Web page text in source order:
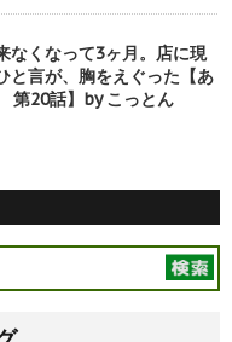
なくなって3ヶ月。店に現
と言が、胸をえぐった【あ
第20話】by こっとん